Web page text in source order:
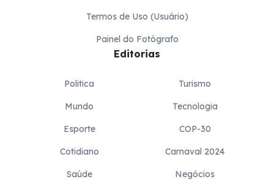
Termos de Uso (Usuário)
Painel do Fotógrafo
Editorias
Politica
Mundo
Esporte
Cotidiano
Saúde
Turismo
Tecnologia
COP-30
Carnaval 2024
Negócios